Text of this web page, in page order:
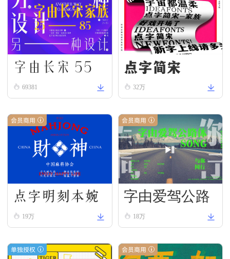
字由长宋 55
69381
点字简宋
32万
会员商用
点字明刻本婉
宋19万
会员商用
字由爱驾公路
体-宋
18万
单独授权 会员商用